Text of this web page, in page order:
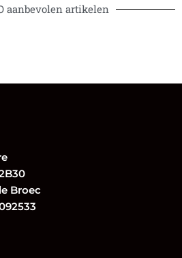
aanbevolen artikelen
Broec